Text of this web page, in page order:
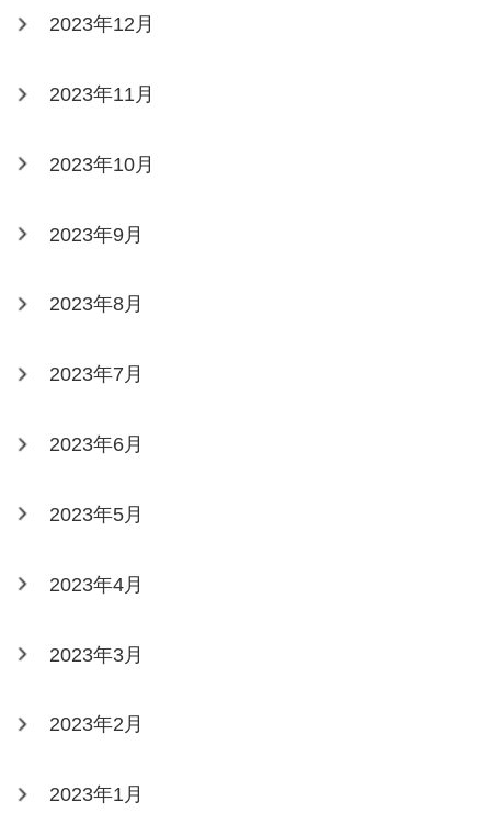
2023年12月
2023年11月
2023年10月
2023年9月
2023年8月
2023年7月
2023年6月
2023年5月
2023年4月
2023年3月
2023年2月
2023年1月